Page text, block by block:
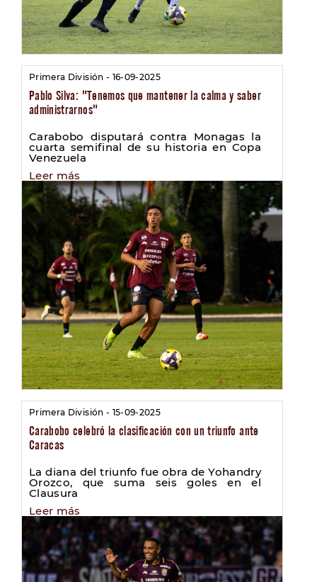
Primera División - 16-09-2025
Pablo Silva: "Tenemos que mantener la calma y saber
administrarnos"
Carabobo disputará contra Monagas la
cuarta semifinal de su historia en Copa
Venezuela
Leer más
Primera División - 15-09-2025
Carabobo celebró la clasificación con un triunfo ante
Caracas
La diana del triunfo fue obra de Yohandry
Orozco, que suma seis goles en el
Clausura
Leer más